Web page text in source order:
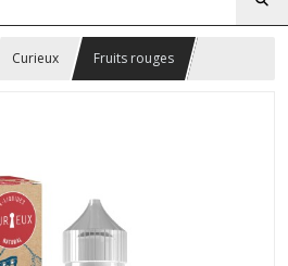
Curieux Fruits rouges